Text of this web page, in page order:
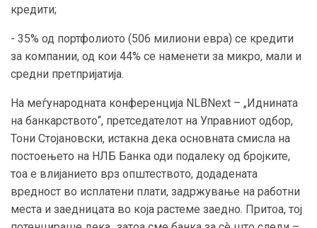
кредити;
- 35% од портфолиото (506 милиони евра) се кредити
за компании, од кои 44% се наменети за микро, мали и
средни претпријатија.
На меѓународната конференција NLBNext – „Иднината
на банкарството“, претседателот на Управниот одбор,
Тони Стојановски, истакна дека основната смисла на
постоењето на НЛБ Банка оди подалеку од бројките,
тоа е влијанието врз општеството, додадената
вредност во исплатени плати, задржување на работни
места и заедницата во која растеме заедно. Притоа, тој